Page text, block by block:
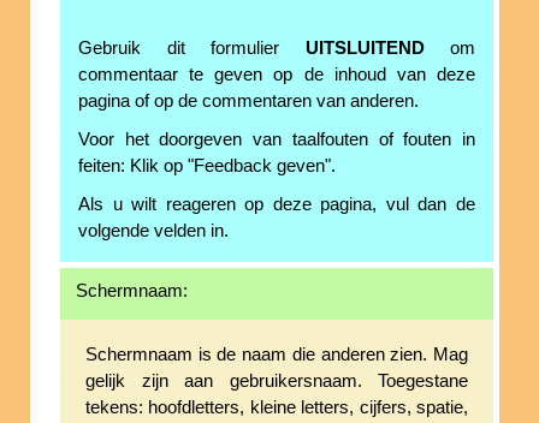
Gebruik dit formulier UITSLUITENDom
commentaar te geven op de inhoud van deze
pagina of op de commentaren van anderen.
Voor het doorgeven van taalfouten of fouten in
feiten: Klik op "Feedback geven".
Als u wilt reageren op deze pagina, vul dan de
volgende velden in.
Schermnaam:
Schermnaam is de naam die anderen zien. Mag
gelijk zijn aan gebruikersnaam. Toegestane
tekens: hoofdletters, kleine letters, cijfers, spatie,